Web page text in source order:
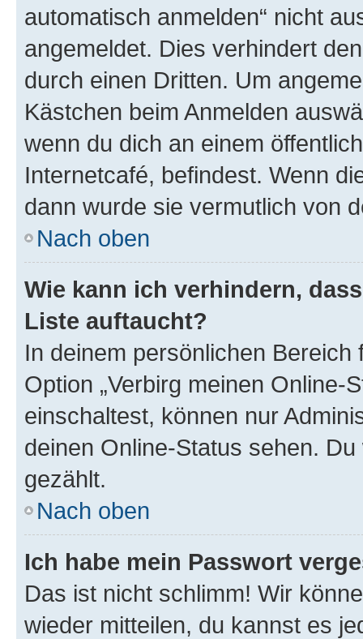
automatisch anmelden“ nicht
angemeldet. Dies verhindert
durch einen Dritten. Um
Kästchen beim Anmelden
wenn du dich an einem
Internetcafé, befindest. Wenn
dann wurde sie vermutlich von
Nach oben
Wie kann ich verhindern,
Liste auftaucht?
In deinem persönlichen
Option „Verbirg meinen Online-
einschaltest, können nur
deinen Online-Status sehen.
gezählt.
Nach oben
Ich habe mein Passwort
Das ist nicht schlimm! Wir
wieder mitteilen, du kannst es